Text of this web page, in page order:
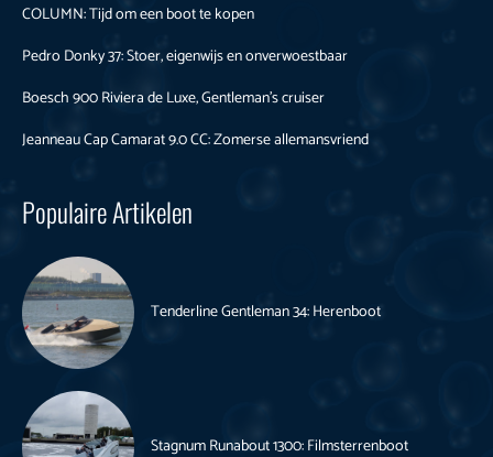
COLUMN: Tijd om een boot te kopen
Pedro Donky 37: Stoer, eigenwijs en onverwoestbaar
Boesch 900 Riviera de Luxe, Gentleman’s cruiser
Jeanneau Cap Camarat 9.0 CC: Zomerse allemansvriend
Populaire Artikelen
Tenderline Gentleman 34: Herenboot
Stagnum Runabout 1300: Filmsterrenboot